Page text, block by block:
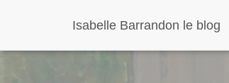
Isabelle Barrandon le blog